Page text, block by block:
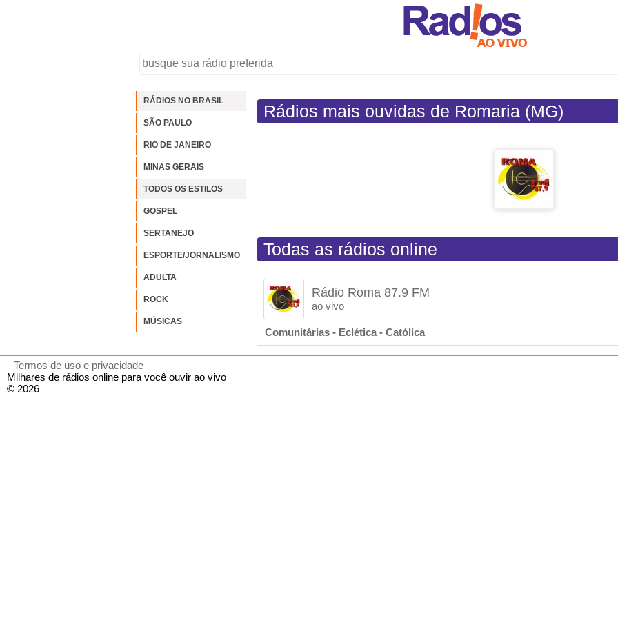
RÁDIOS NO BRASIL
SÃO PAULO
RIO DE JANEIRO
MINAS GERAIS
TODOS OS ESTILOS
GOSPEL
SERTANEJO
ESPORTE/JORNALISMO
ADULTA
ROCK
MÚSICAS
Rádios mais ouvidas de Romaria (MG)
Todas as rádios online
Rádio Roma 87.9 FM
ao vivo
Comunitárias - Eclética - Católica
Termos de uso e privacidade
Milhares de rádios online para você ouvir ao vivo
© 2026